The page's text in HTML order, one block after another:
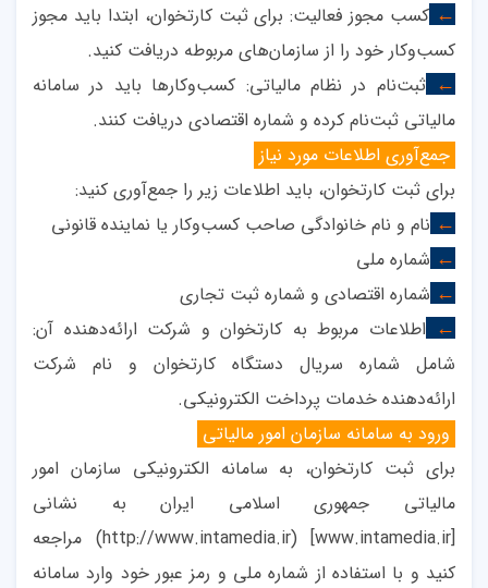
← کسب مجوز فعالیت: برای ثبت کارتخوان، ابتدا باید مجوز
کسب‌وکار خود را از سازمان‌های مربوطه دریافت کنید.
←ثبت‌نام در نظام مالیاتی: کسب‌وکارها باید در سامانه
مالیاتی ثبت‌نام کرده و شماره اقتصادی دریافت کنند.
جمع‌آوری اطلاعات مورد نیاز
برای ثبت کارتخوان، باید اطلاعات زیر را جمع‌آوری کنید:
← نام و نام خانوادگی صاحب کسب‌وکار یا نماینده قانونی
← شماره ملی
← شماره اقتصادی و شماره ثبت تجاری
← اطلاعات مربوط به کارتخوان و شرکت ارائه‌دهنده آن:
شامل شماره سریال دستگاه کارتخوان و نام شرکت
ارائه‌دهنده خدمات پرداخت الکترونیکی.
ورود به سامانه سازمان امور مالیاتی
برای ثبت کارتخوان، به سامانه الکترونیکی سازمان امور
مالیاتی جمهوری اسلامی ایران به نشانی
[www.intamedia.ir]
(http://www.intamedia.ir) مراجعه
کنید و با استفاده از شماره ملی و رمز عبور خود وارد سامانه